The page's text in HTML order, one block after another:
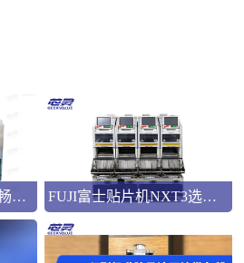
松下贴片机PCB传输不畅的原因与处理方法 FUJI富士贴片机NXT3选M3 III还是M6三代机？看完这篇告别纠结！